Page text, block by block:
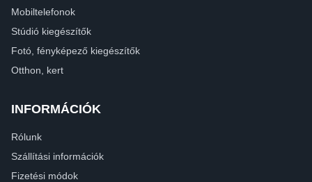
Mobiltelefonok
Stúdió kiegészítők
Fotó, fényképező kiegészítők
Otthon, kert
INFORMÁCIÓK
Rólunk
Szállítási információk
Fizetési módok